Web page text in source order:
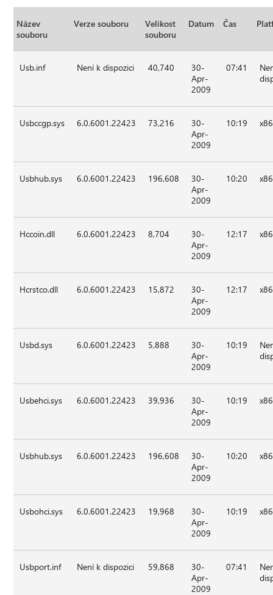
Název
souboru
Verze souboru
Velikost
souboru
Datum Čas
Usb.inf Není k dispozici 40,740
30-
Apr-
2009
07:41
Usbccgp.sys 6.0.6001.22423 73,216
30-
Apr-
2009
10:19 x86
Usbhub.sys 6.0.6001.22423 196,608
30-
Apr-
2009
10:20 x86
Hccoin.dll 6.0.6001.22423 8,704
30-
Apr-
2009
12:17 x86
Hcrstco.dll 6.0.6001.22423 15,872
30-
Apr-
2009
12:17 x86
Usbd.sys 6.0.6001.22423 5,888
30-
Apr-
2009
10:19
Usbehci.sys 6.0.6001.22423 39,936
30-
Apr-
2009
10:19 x86
Usbhub.sys 6.0.6001.22423 196,608
30-
Apr-
2009
10:20 x86
Usbohci.sys 6.0.6001.22423 19,968
30-
Apr-
2009
10:19 x86
Usbport.inf Není k dispozici 59,868
30-
Apr-
2009
07:41